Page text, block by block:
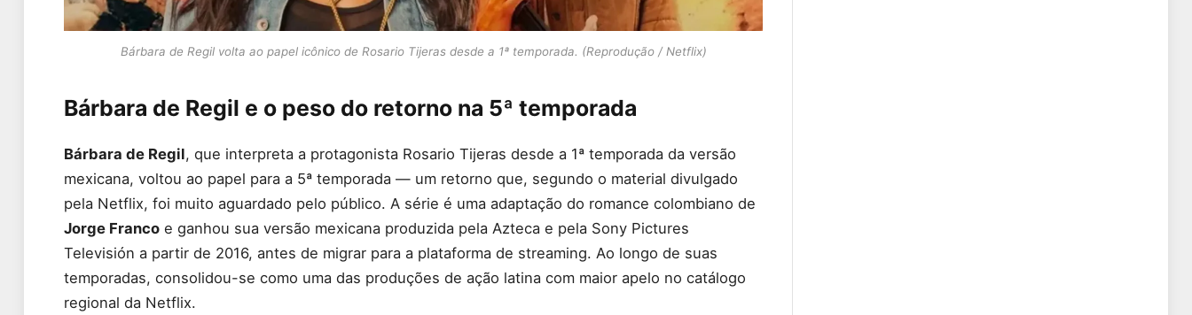
Bárbara de Regil volta ao papel icônico de Rosario Tijeras desde a 1ª temporada. (Reprodução / Netflix)
Bárbara de Regil e o peso do retorno na 5ª temporada
Bárbara de Regil, que interpreta a protagonista Rosario Tijeras desde a 1ª temporada da versão
mexicana, voltou ao papel para a 5ª temporada — um retorno que, segundo o material divulgado
pela Netflix, foi muito aguardado pelo público. A série é uma adaptação do romance colombiano de
Jorge Franco e ganhou sua versão mexicana produzida pela Azteca e pela Sony Pictures
Televisión a partir de 2016, antes de migrar para a plataforma de streaming. Ao longo de suas
temporadas, consolidou-se como uma das produções de ação latina com maior apelo no catálogo
regional da Netflix.